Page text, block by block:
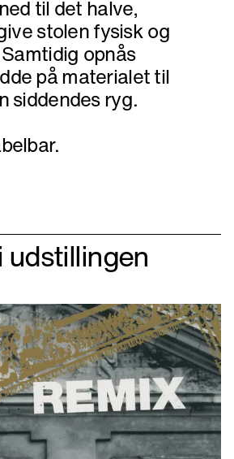
til det halve,
stolen fysisk og
opnås
på materialet til
siddendes ryg.